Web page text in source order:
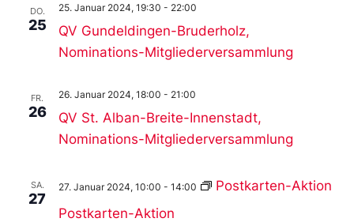
DO.
25
QV Gundeldingen-Bruderholz,
Nominations-Mitgliederversammlung
25. Januar 2024, 19:30 - 22:00
FR.
26
QV St. Alban-Breite-Innenstadt,
Nominations-Mitgliederversammlung
26. Januar 2024, 18:00 - 21:00
SA.
27
Postkarten-Aktion
27. Januar 2024, 10:00 - 14:00 Postkarten-Aktion